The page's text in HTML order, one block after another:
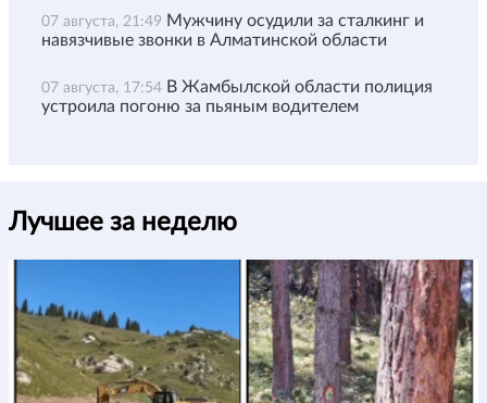
07 августа, 21:49 Мужчину осудили за сталкинг и
навязчивые звонки в Алматинской области
07 августа, 17:54 В Жамбылской области полиция
устроила погоню за пьяным водителем
Лучшее за неделю